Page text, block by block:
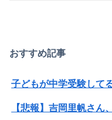
おすすめ記事